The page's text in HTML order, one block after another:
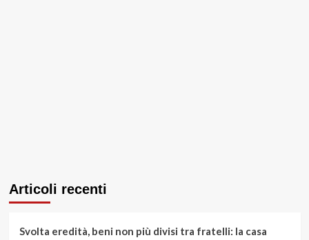
Articoli recenti
Svolta eredità, beni non più divisi tra fratelli: la casa